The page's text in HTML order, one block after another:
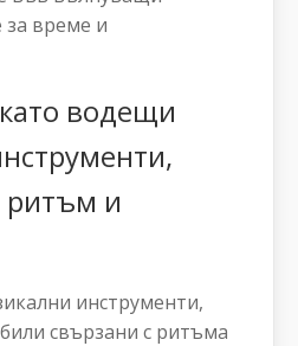
време и
водещи
ритъм и
инструменти,
свързани с ритъма